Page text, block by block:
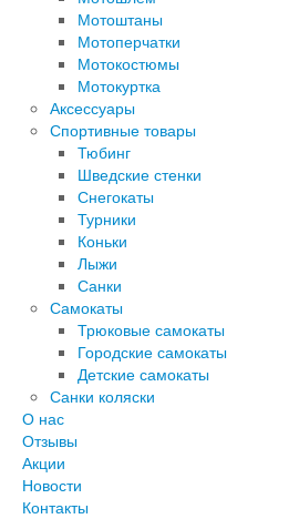
Мотоштаны
Мотоперчатки
Мотокостюмы
Мотокуртка
Аксессуары
Спортивные товары
Тюбинг
Шведские стенки
Снегокаты
Турники
Коньки
Лыжи
Санки
Самокаты
Трюковые самокаты
Городские самокаты
Детские самокаты
Санки коляски
О нас
Отзывы
Акции
Новости
Контакты